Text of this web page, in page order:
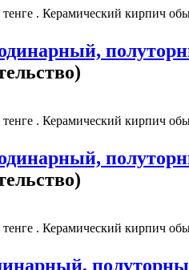
. Керамический кирпич
. Керамический кирпич
. Керамический кирпич